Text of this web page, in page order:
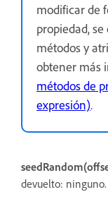
modificar de
propiedad,
métodos y
obtener más
métodos de
expresión).
devuelto: ninguno.